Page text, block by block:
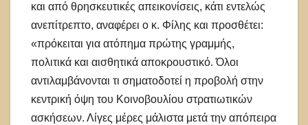
και από θρησκευτικές απεικονίσεις, κάτι εντελώς
ανεπίτρεπτο, αναφέρει ο κ. Φίλης και προσθέτει:
«πρόκειται για ατόπημα πρώτης γραμμής,
πολιτικά και αισθητικά αποκρουστικό. Όλοι
αντιλαμβάνονται τι σηματοδοτεί η προβολή στην
κεντρική όψη του Κοινοβουλίου στρατιωτικών
ασκήσεων. Λίγες μέρες μάλιστα μετά την απόπειρα